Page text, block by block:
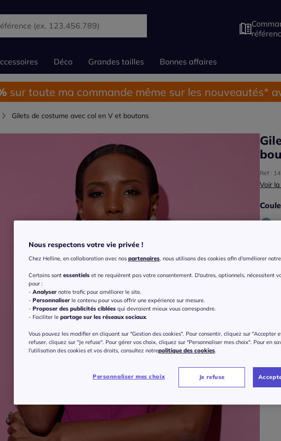
Déco Grandes tailles Bonnes affaires
sur toute ma commande même sur les nouveautés*
Gilets de costume avec col en V et boutons
Réf :
Voir
42
44
69
Nous respectons votre vie privée !
Chez Helline, en collaboration avec nos partenaires, nous utilisons des cookies afin d'améliorer
Certains sont essentiels et ne requièrent pas votre consentement. D'autres, optionnels, nécessitent
pour :
- Analyser notre trafic pour améliorer le site.
- Personnaliser le contenu pour vous offrir une expérience sur mesure.
- Proposer des publicités ciblées qui devraient mieux vous correspondre.
- Faciliter le partage sur les réseaux sociaux.
Vous pouvez les modifier en cliquant sur "Gestion des cookies". Pour consentir, cliquez sur "Accepter
refuser, cliquez sur "Je refuse". Pour gérer vos choix, cliquez sur "Personnaliser mes choix". Pour en
l'utilisation des cookies et vos droits, consultez notrepolitique des cookies.
Personnaliser mes choix Je refuse